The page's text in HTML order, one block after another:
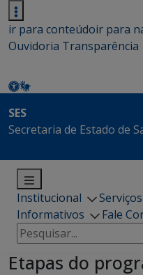
ir para conteúdoir para
Ouvidoria Transparência
SES
Secretaria de Estado de
Institucional Serviços
Informativos
Fale
Pesquisar
por:
Etapas do